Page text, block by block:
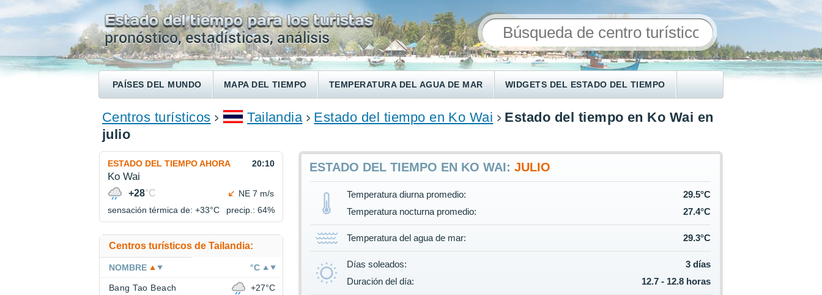
PAÍSES DEL MUNDO MAPA DEL TIEMPO TEMPERATURA DEL AGUA DE MAR WIDGETS DEL ESTADO DEL TIEMPO
ENCONTRAR UN HOTEL
Centros turísticos Tailandia Estado del tiempo en Ko Wai
Estado del tiempo en Ko Wai en
julio
ESTADO DEL TIEMPO EN KO WAI:JULIO
Temperatura diurna promedio:
29.5°C
Temperatura nocturna promedio:
27.4°C
Temperatura del agua de mar: 29.3°C
Días soleados:
3 días
Duración del día:
12.7 - 12.8 horas
ESTADO DEL TIEMPO AHORA 20:10
Ko Wai
+28°C
NE 7 m/s
sensación térmica de: +33°C precip.: 64%
Centros turísticos de Tailandia:
NOMBRE °C
Bang Tao Beach +27°C